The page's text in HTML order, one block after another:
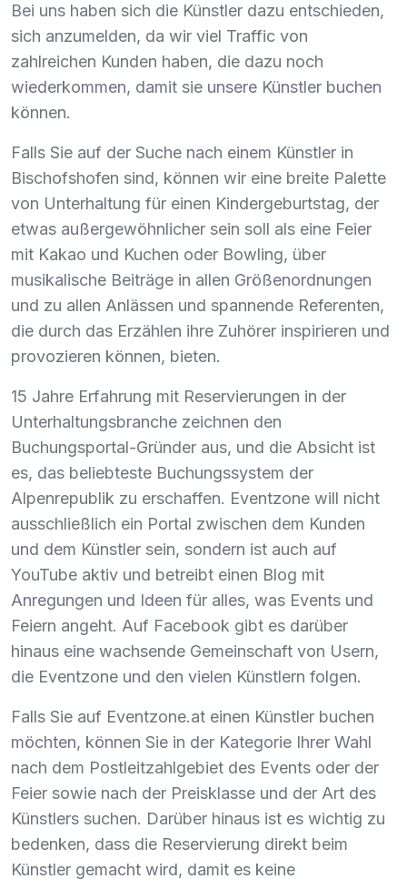
Bei uns haben sich die Künstler dazu entschieden,
sich anzumelden, da wir viel Traffic von
zahlreichen Kunden haben, die dazu noch
wiederkommen, damit sie unsere Künstler buchen
können.
Falls Sie auf der Suche nach einem Künstler in
Bischofshofen sind, können wir eine breite Palette
von Unterhaltung für einen Kindergeburtstag, der
etwas außergewöhnlicher sein soll als eine Feier
mit Kakao und Kuchen oder Bowling, über
musikalische Beiträge in allen Größenordnungen
und zu allen Anlässen und spannende Referenten,
die durch das Erzählen ihre Zuhörer inspirieren und
provozieren können, bieten.
15 Jahre Erfahrung mit Reservierungen in der
Unterhaltungsbranche zeichnen den
Buchungsportal-Gründer aus, und die Absicht ist
es, das beliebteste Buchungssystem der
Alpenrepublik zu erschaffen. Eventzone will nicht
ausschließlich ein Portal zwischen dem Kunden
und dem Künstler sein, sondern ist auch auf
YouTube aktiv und betreibt einen Blog mit
Anregungen und Ideen für alles, was Events und
Feiern angeht. Auf Facebook gibt es darüber
hinaus eine wachsende Gemeinschaft von Usern,
die Eventzone und den vielen Künstlern folgen.
Falls Sie auf Eventzone.at einen Künstler buchen
möchten, können Sie in der Kategorie Ihrer Wahl
nach dem Postleitzahlgebiet des Events oder der
Feier sowie nach der Preisklasse und der Art des
Künstlers suchen. Darüber hinaus ist es wichtig zu
bedenken, dass die Reservierung direkt beim
Künstler gemacht wird, damit es keine